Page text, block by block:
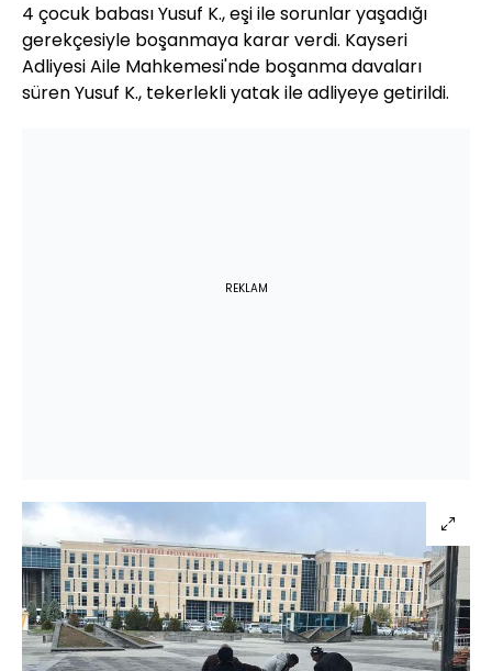
4 çocuk babası Yusuf K., eşi ile sorunlar yaşadığı
gerekçesiyle boşanmaya karar verdi. Kayseri
Adliyesi Aile Mahkemesi'nde boşanma davaları
süren Yusuf K., tekerlekli yatak ile adliyeye getirildi.
REKLAM